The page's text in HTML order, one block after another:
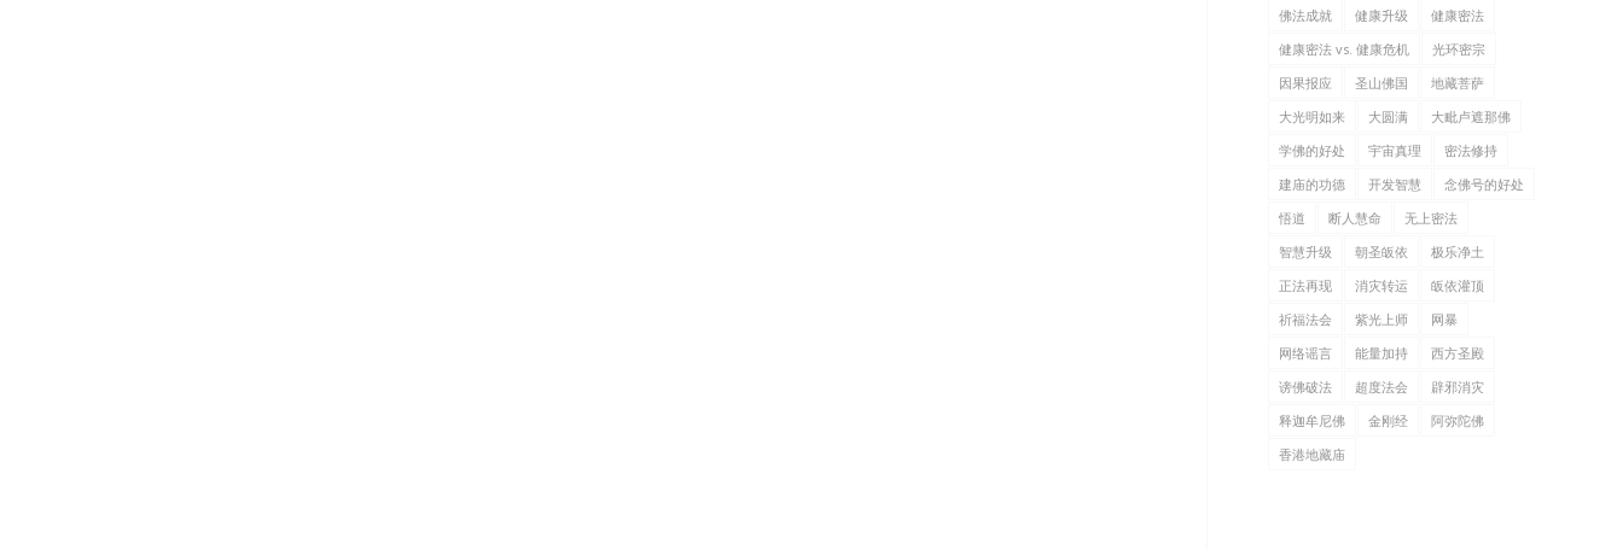
佛法成就
健康升级
健康密法
健康密法 vs. 健康危机
光环密宗
因果报应
圣山佛国
地藏菩萨
大光明如来
大圆满
大毗卢遮那佛
学佛的好处
宇宙真理
密法修持
建庙的功德
开发智慧
念佛号的好处
悟道
断人慧命
无上密法
智慧升级
朝圣皈依
极乐净土
正法再现
消灾转运
皈依灌顶
祈福法会
紫光上师
网暴
网络谣言
能量加持
西方圣殿
谤佛破法
超度法会
辟邪消灾
释迦牟尼佛
金刚经
阿弥陀佛
香港地藏庙